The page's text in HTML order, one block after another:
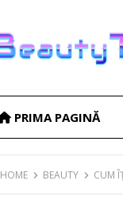
PRIMA PAGINĂ
HOME BEAUTY CUM